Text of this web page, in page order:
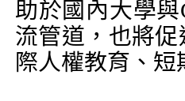
助於國內大學
流管道，也將
際人權教育、